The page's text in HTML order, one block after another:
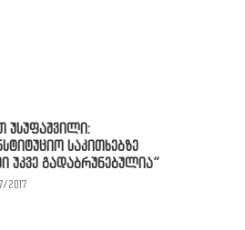
უსუფაშვილი:
საკითხებზე
უკვე გადაბრუნებულია”
2017